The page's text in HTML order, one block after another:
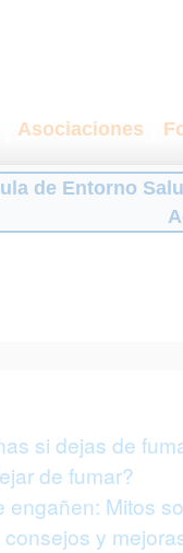
Asociaciones
de Entorno
si dejas de
de fumar?
engañen: Mitos
y